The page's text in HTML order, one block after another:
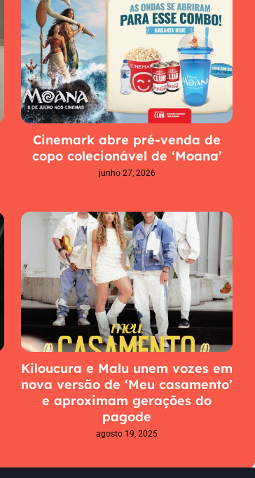
Cinemark abre pré-venda de
copo colecionável de ‘Moana’
junho 27, 2026
Kiloucura e Malu unem vozes em
nova versão de ‘Meu casamento’
e aproximam gerações do
pagode
agosto 19, 2025